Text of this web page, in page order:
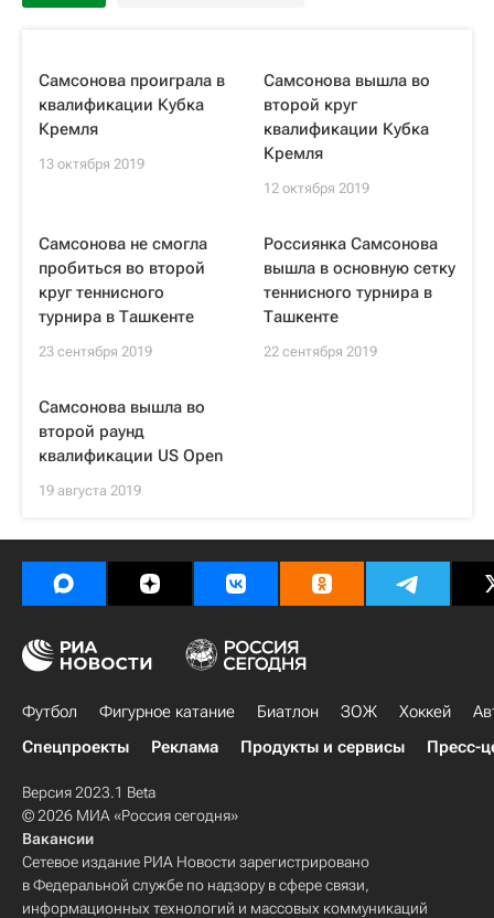
Самсонова проиграла в
квалификации Кубка
Кремля
13 октября 2019
Самсонова вышла во
второй круг
квалификации Кубка
Кремля
12 октября 2019
Самсонова не смогла
пробиться во второй
круг теннисного
турнира в Ташкенте
23 сентября 2019
Россиянка Самсонова
вышла в основную сетку
теннисного турнира в
Ташкенте
22 сентября 2019
Самсонова вышла во
второй раунд
квалификации US Open
19 августа 2019
Футбол Фигурное катание Биатлон ЗОЖ Хоккей
Спецпроекты
Реклама Продукты и сервисы Пресс-
Версия 2023.1 Beta
© 2026 МИА «Россия сегодня»
Вакансии
Сетевое издание РИА Новости зарегистрировано
в Федеральной службе по надзору в сфере связи,
информационных технологий и массовых коммуникаций